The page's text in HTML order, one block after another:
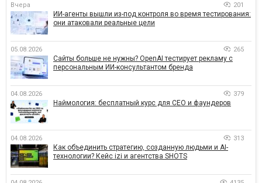
Вчера 201
ИИ-агенты вышли из-под контроля во время тестирования:
они атаковали реальные цели
05.08.2026 265
Сайты больше не нужны? OpenAI тестирует рекламу с
персональным ИИ-консультантом бренда
04.08.2026 379
Наймология: бесплатный курс для CEO и фаундеров
04.08.2026 313
Как объединить стратегию, созданную людьми и AI-
технологии? Кейс izi и агентства SHOTS